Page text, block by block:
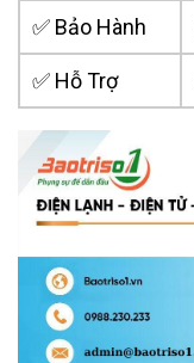
✅ Bảo Hành
✅ Hỗ Trợ